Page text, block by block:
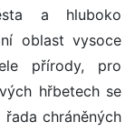
a hluboko
oblast vysoce
přírody, pro
hřbetech se
chráněných